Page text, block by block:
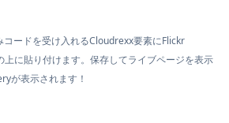
ードを受け入れるCloudrexx要素にFlickr
に貼り付けます。保存してライブページを表示
が表示されます！